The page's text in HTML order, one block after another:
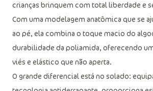
A Meia Sapatilha Infantil é a escolha ideal
crianças brinquem com total liberdade e
Com uma modelagem anatômica que se
ao pé, ela combina o toque macio do
durabilidade da poliamida, oferecendo um
viés e elástico que não aperta.